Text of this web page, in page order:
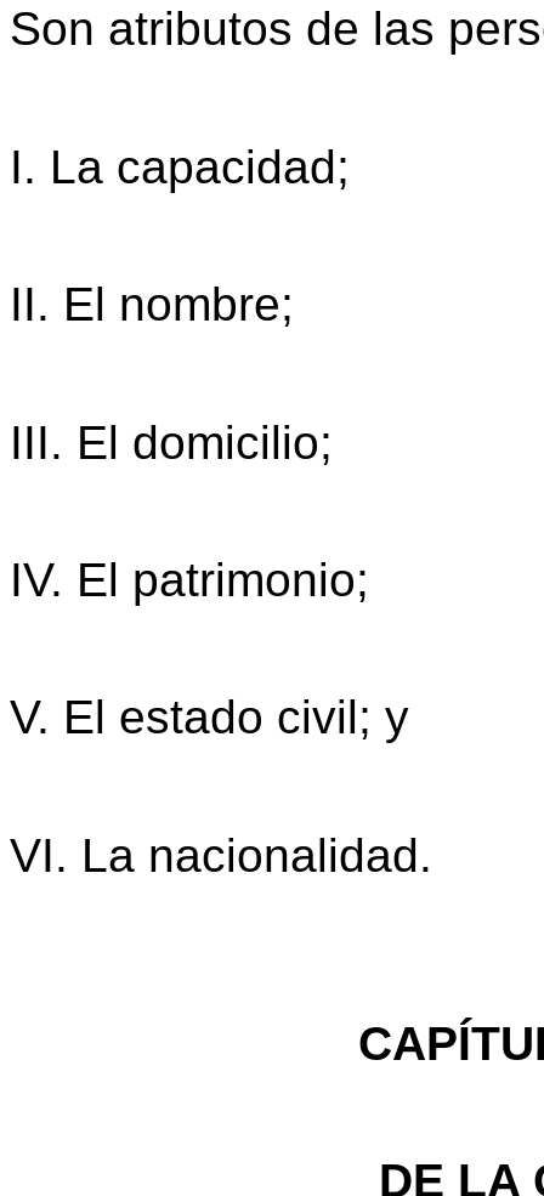
Son atributos de las
I. La capacidad;
II. El nombre;
III. El domicilio;
IV. El patrimonio;
V. El estado civil; y
VI. La nacionalidad.
DE LA